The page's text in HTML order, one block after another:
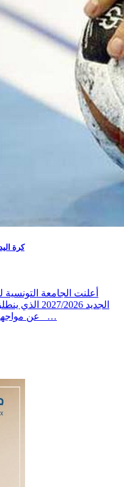
كرة
أعلنت الجامعة
عن مواجهات قوية في الجولة الأولى:نسر طبلبة _…